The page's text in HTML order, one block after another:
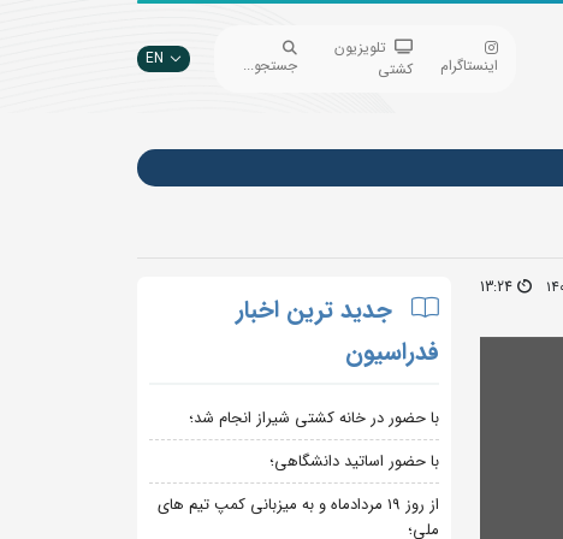
اینستاگرام
تلویزیون
کشتی
جستجو... EN
13:24
جدید ترین اخبار
فدراسیون
با حضور در خانه کشتی شیراز انجام شد؛
با حضور اساتید دانشگاهی؛
از روز 19 مردادماه و به میزبانی کمپ تیم های
ملی؛